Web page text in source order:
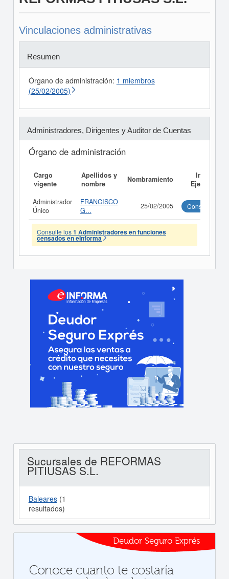
Vinculaciones administrativas
Resumen
Órgano de administración: 1 miembros
(25/02/2005)
Administradores, Dirigentes y Auditor de Cuentas
Órgano de administración
Cargo
vigente
Apellidos y
nombre
Nombramiento
Informe
Ejecutivo
Administrador
Único
FRANCISCO
G...
25/02/2005 Consultar
Consulte los1 Administradores en funciones
censados en eInforma
Sucursales de REFORMAS
PITIUSAS S.L.
Baleares(1
resultados)
Deudor Seguro Exprés
Conoce cuanto te costaría